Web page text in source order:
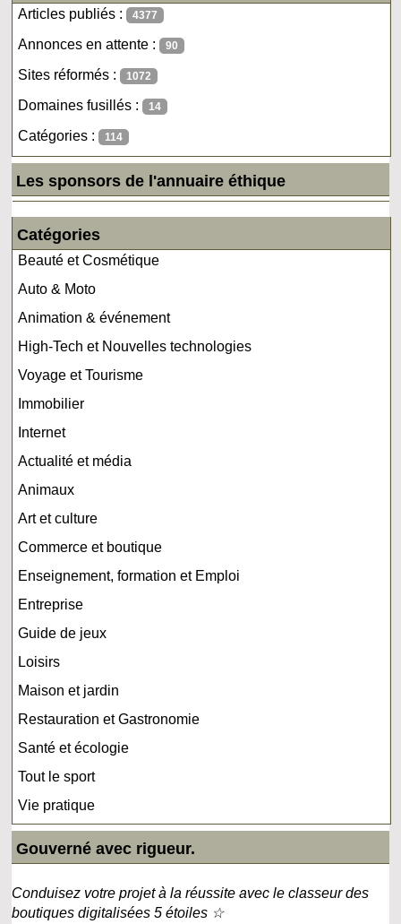
Articles publiés : 4377
Annonces en attente : 90
Sites réformés : 1072
Domaines fusillés : 14
Catégories : 114
Les sponsors de l'annuaire éthique
Catégories
Beauté et Cosmétique
Auto & Moto
Animation & événement
High-Tech et Nouvelles technologies
Voyage et Tourisme
Immobilier
Internet
Actualité et média
Animaux
Art et culture
Commerce et boutique
Enseignement, formation et Emploi
Entreprise
Guide de jeux
Loisirs
Maison et jardin
Restauration et Gastronomie
Santé et écologie
Tout le sport
Vie pratique
Gouverné avec rigueur.
Conduisez votre projet à la réussite avec le classeur des
boutiques digitalisées 5 étoiles ☆